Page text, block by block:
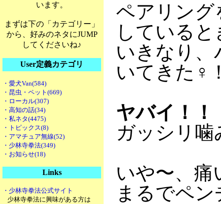
います。
まずは下の「カテゴリー」
から、好みのネタにJUMP
してくださいね♪
User定義カテゴリ
・愛犬Van(584)
・昆虫・ペット(669)
・ローカル(307)
・高知の話(34)
・私ネタ(4475)
・トピックス(8)
・アマチュア無線(52)
・少林寺拳法(349)
・お知らせ(18)
Links
・少林寺拳法公式サイト
少林寺拳法に興味がある方は
ペアリング
している
いきなり
いてきた ♀
ヤバイ！！
ガッシリ
いや〜、
まるでペ